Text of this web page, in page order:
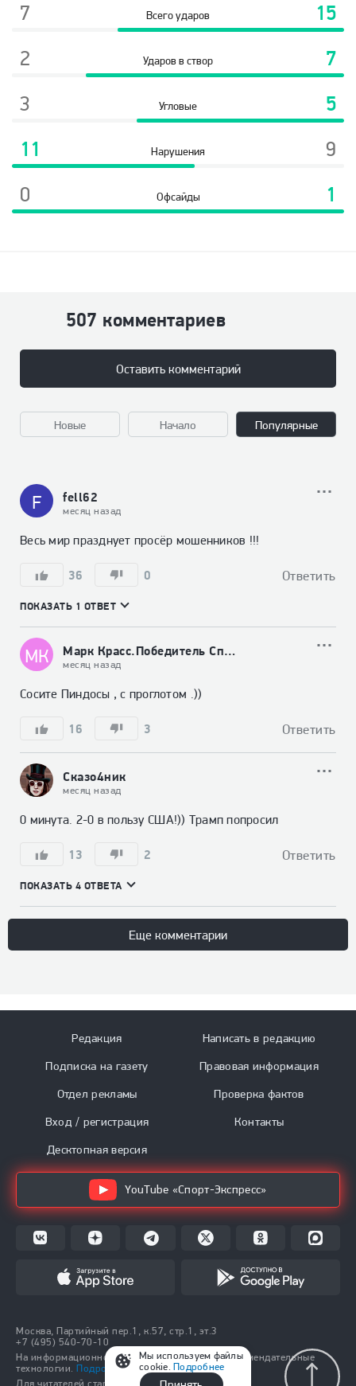
7
Всего ударов
15
2
Ударов в створ
7
3
Угловые
5
11
Нарушения
9
0
Офсайды 1
507 комментариев
Оставить комментарий
Новые Начало Популярные
F fell62
месяц назад
Весь мир празднует просёр мошенников !!!
36 0 Ответить
ПОКАЗАТЬ 1 ОТВЕТ
МК Марк Красс.Победитель Спартака
месяц назад
Сосите Пиндосы , с проглотом .))
16 3 Ответить
Сказо4ник
месяц назад
0 минута. 2-0 в пользу США!)) Трамп попросил
13 2 Ответить
ПОКАЗАТЬ 4 ОТВЕТА
Еще комментарии
Редакция
Подписка на газету
Отдел рекламы
Вход / регистрация
Десктопная версия
Написать в редакцию
Правовая информация
Проверка фактов
Контакты
YouTube «Спорт-Экспресс»
Москва, Партийный пер.1, к.57, стр.1, эт.3
+7 (495) 540-70-10
На информационном ресурсе применяются рекомендательные
технологии.Подробнее.
Для читателей старше 18 лет.
Мы используем файлы
cookie.Подробнее